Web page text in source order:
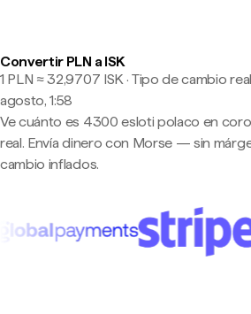
Convertir PLN a ISK
1 PLN ≈ 32,9707 ISK · Tipo de cambio real
agosto, 1:58
Ve cuánto es 4300 esloti polaco en
real. Envía dinero con Morse — sin
cambio inflados.